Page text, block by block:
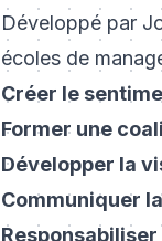
Développé par
écoles de
Créer le
Former une
Développer la
Communiquer